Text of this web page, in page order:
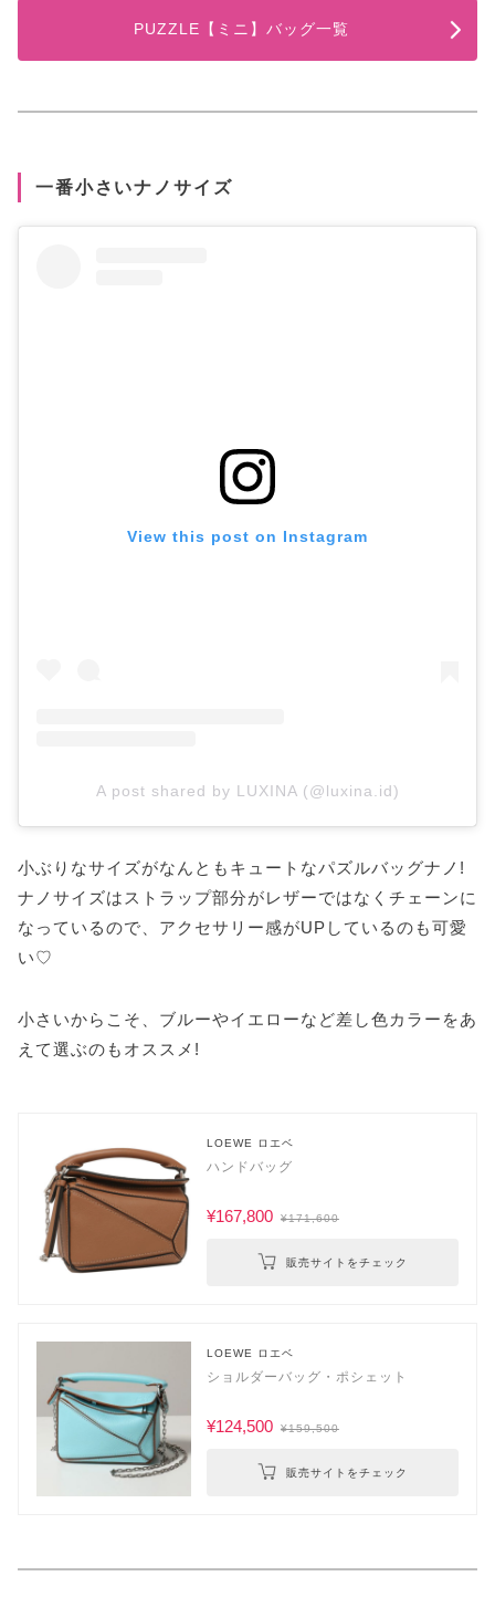
PUZZLE【ミニ】バッグ一覧
一番小さいナノサイズ
View this post on Instagram
A post shared by LUXINA (@luxina.id)
小ぶりなサイズがなんともキュートなパズルバッグナノ!
ナノサイズはストラップ部分がレザーではなくチェーンに
なっているので、アクセサリー感がUPしているのも可愛
い♡
小さいからこそ、ブルーやイエローなど差し色カラーをあ
えて選ぶのもオススメ!
LOEWE ロエベ
ハンドバッグ
¥167,800 ¥171,600
販売サイトをチェック
LOEWE ロエベ
ショルダーバッグ・ポシェット
¥124,500 ¥159,500
販売サイトをチェック